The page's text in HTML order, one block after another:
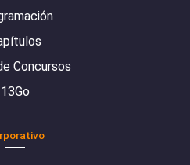
Concursos
13Go